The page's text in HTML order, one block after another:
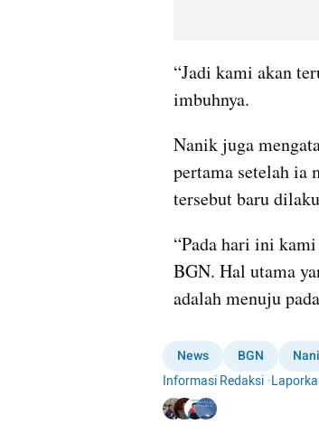
“Jadi kami akan
imbuhnya.
Nanik juga
pertama setelah ia
tersebut baru
“Pada hari ini
BGN. Hal utama
adalah menuju
News BGN
Informasi Redaksi ·